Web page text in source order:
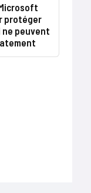
protéger
ne peuvent